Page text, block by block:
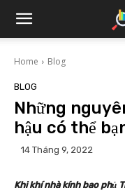
Home Blog
BLOG
Những
hậu có thể
14 Tháng 9, 2022
Khi khí nhà kính bao phủ